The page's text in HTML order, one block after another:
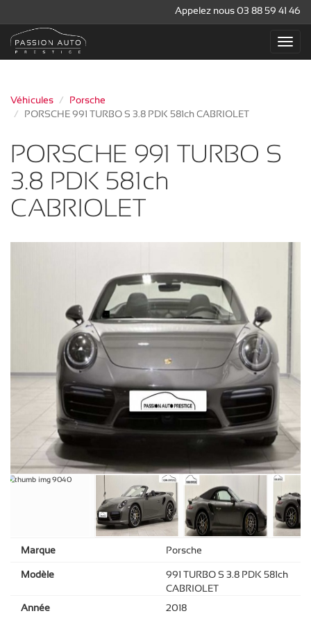
Appelez nous 03 88 59 41 46
Véhicules
Porsche
PORSCHE 991 TURBO S 3.8 PDK 581ch CABRIOLET
PORSCHE 991 TURBO S
3.8 PDK 581ch
CABRIOLET
Marque Porsche
Modèle
991 TURBO S 3.8 PDK 581ch
CABRIOLET
Année
2018